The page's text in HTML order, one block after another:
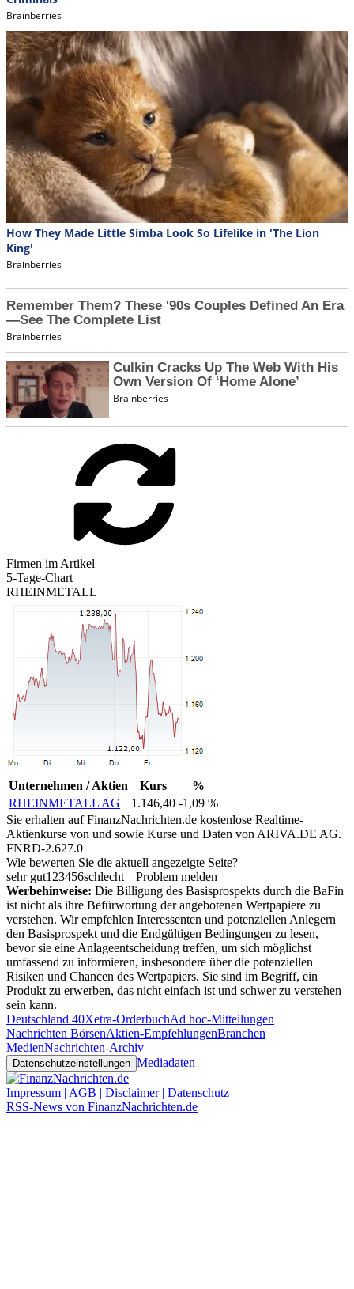
Firmen im Artikel
5-Tage-Chart
RHEINMETALL
Unternehmen / Aktien Kurs
%
RHEINMETALL AG
1.146,40 -1,09 %
Sie erhalten auf FinanzNachrichten.de kostenlose Realtime-
Aktienkurse von und sowie Kurse und Daten von ARIVA.DE AG.
FNRD-2.627.0
Wie bewerten Sie die aktuell angezeigte Seite?
sehr gut1 23456schlecht
Problem melden
Werbehinweise: Die Billigung des Basisprospekts durch die BaFin
ist nicht als ihre Befürwortung der angebotenen Wertpapiere zu
verstehen. Wir empfehlen Interessenten und potenziellen Anlegern
den Basisprospekt und die Endgültigen Bedingungen zu lesen,
bevor sie eine Anlageentscheidung treffen, um sich möglichst
umfassend zu informieren, insbesondere über die potenziellen
Risiken und Chancen des Wertpapiers. Sie sind im Begriff, ein
Produkt zu erwerben, das nicht einfach ist und schwer zu verstehen
sein kann.
Deutschland 40Xetra-OrderbuchAd hoc-Mitteilungen
Nachrichten BörsenAktien-EmpfehlungenBranchen
MedienNachrichten-Archiv
Datenschutzeinstellungen Mediadaten
Impressum | AGB | Disclaimer | Datenschutz
RSS-News von FinanzNachrichten.de